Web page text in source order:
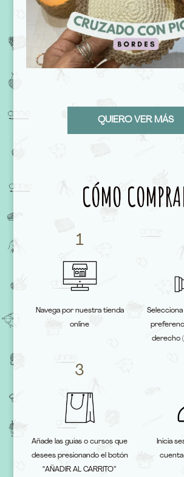
QUIERO VER MÁS
CÓMO
1
Navega por nuestra tienda
online
derecho
3
Añade las guías o cursos que
desees presionando el botón
“AÑADIR AL CARRITO”
Inicia
cuenta